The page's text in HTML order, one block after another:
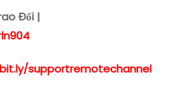
Đổi |
supportremotechannel